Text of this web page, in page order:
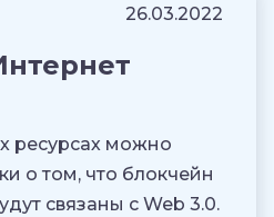
26.03.2022
ресурсах можно
о том, что блокчейн
связаны с Web 3.0.